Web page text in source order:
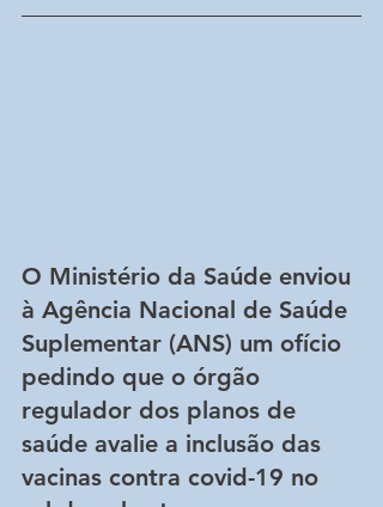
O Ministério da Saúde enviou
à Agência Nacional de Saúde
Suplementar (ANS) um ofício
pedindo que o órgão
regulador dos planos de
saúde avalie a inclusão das
vacinas contra covid-19 no